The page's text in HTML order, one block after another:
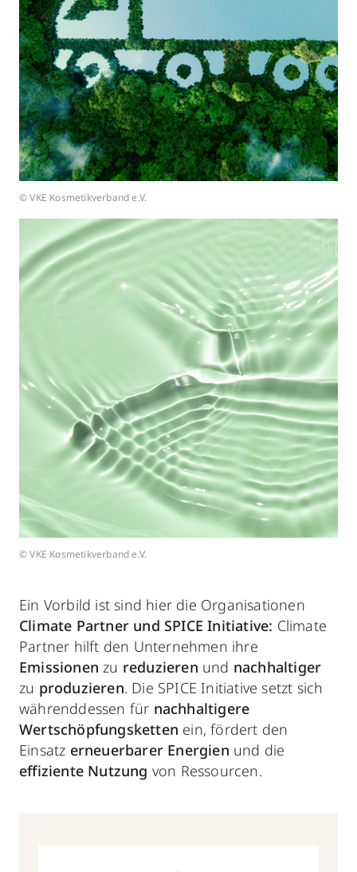
© VKE Kosmetikverband e.V.
© VKE Kosmetikverband e.V.
Ein Vorbild ist sind hier die Organisationen
Climate Partner und SPICE Initiative: Climate
Partner hilft den Unternehmen ihre
Emissionen zu reduzieren und nachhaltiger
zu produzieren. Die SPICE Initiative setzt sich
währenddessen für nachhaltigere
Wertschöpfungsketten ein, fördert den
Einsatz erneuerbarer Energien und die
effiziente Nutzung von Ressourcen.